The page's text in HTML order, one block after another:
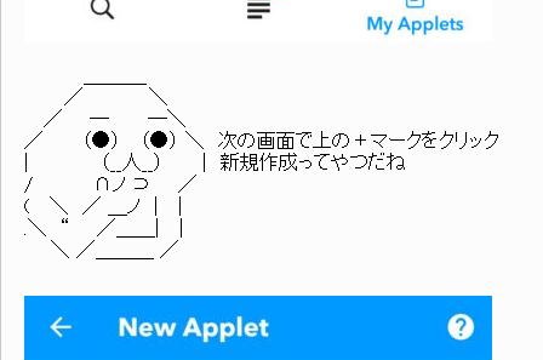
／ ＼
／ ─ ─＼
／ （●） （●） ＼ 次の画面で上の＋マークをクリック
| （__人__） | 新規作成ってやつだね
/ ∩ノ ⊃ ／
( ＼ ／ ＿ノ | |
.＼ “ ／＿＿| |
＼ ／＿＿＿ ／